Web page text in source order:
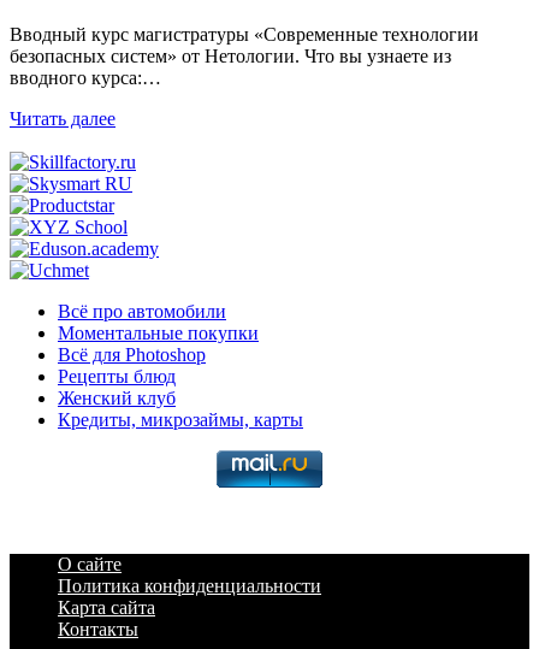
Вводный курс магистратуры «Современные технологии
безопасных систем» от Нетологии. Что вы узнаете из
вводного курса:…
Читать далее
Всё про автомобили
Моментальные покупки
Всё для Photoshop
Рецепты блюд
Женский клуб
Кредиты, микрозаймы, карты
О сайте
Политика конфиденциальности
Карта сайта
Контакты